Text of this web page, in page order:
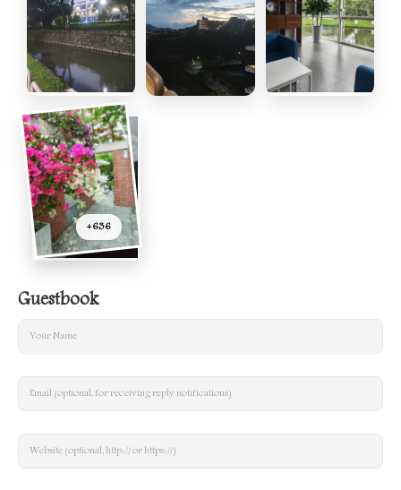
雨後的夜晚
+636
Guestbook